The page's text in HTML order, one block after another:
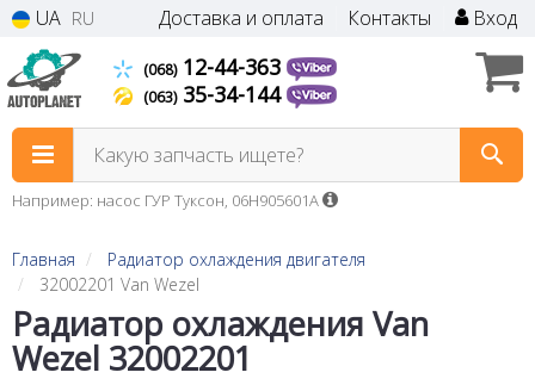
UA RU Доставка и оплата Контакты Вход
(068)12-44-363
(063)35-34-144
Какую запчасть ищете?
Например: насос ГУР Туксон, 06H905601A
Главная
Радиатор охлаждения двигателя
32002201 Van Wezel
Радиатор охлаждения Van
Wezel 32002201